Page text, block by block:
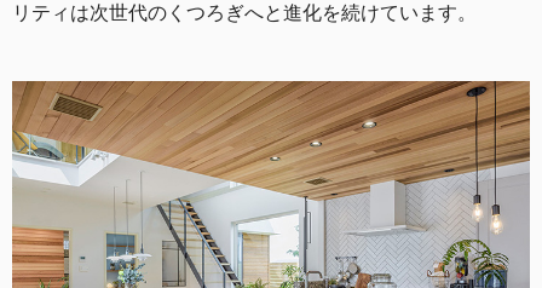
リティは次世代のくつろぎへと進化を続けています。